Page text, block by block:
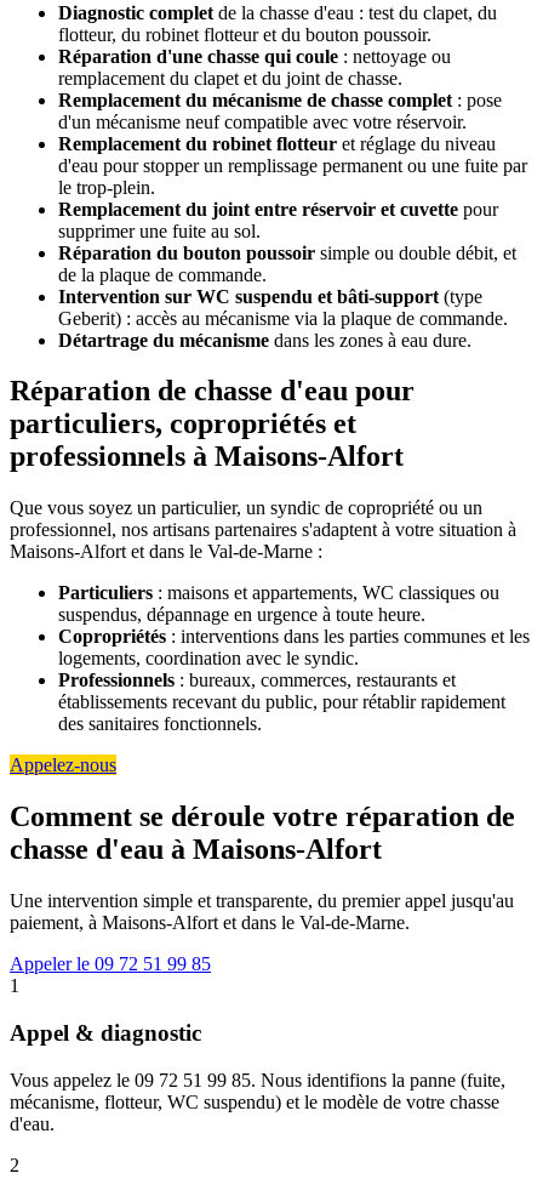
Diagnostic complet de la chasse d'eau : test du clapet, du
flotteur, du robinet flotteur et du bouton poussoir.
Réparation d'une chasse qui coule : nettoyage ou
remplacement du clapet et du joint de chasse.
Remplacement du mécanisme de chasse complet : pose
d'un mécanisme neuf compatible avec votre réservoir.
Remplacement du robinet flotteur et réglage du niveau
d'eau pour stopper un remplissage permanent ou une fuite par
le trop-plein.
Remplacement du joint entre réservoir et cuvette pour
supprimer une fuite au sol.
Réparation du bouton poussoir simple ou double débit, et
de la plaque de commande.
Intervention sur WC suspendu et bâti-support (type
Geberit) : accès au mécanisme via la plaque de commande.
Détartrage du mécanisme dans les zones à eau dure.
Réparation de chasse d'eau pour
particuliers, copropriétés et
professionnels à Maisons-Alfort
Que vous soyez un particulier, un syndic de copropriété ou un
professionnel, nos artisans partenaires s'adaptent à votre situation à
Maisons-Alfort et dans le Val-de-Marne :
Particuliers : maisons et appartements, WC classiques ou
suspendus, dépannage en urgence à toute heure.
Copropriétés : interventions dans les parties communes et les
logements, coordination avec le syndic.
Professionnels : bureaux, commerces, restaurants et
établissements recevant du public, pour rétablir rapidement
des sanitaires fonctionnels.
Appelez-nous
Comment se déroule votre réparation de
chasse d'eau à Maisons-Alfort
Une intervention simple et transparente, du premier appel jusqu'au
paiement, à Maisons-Alfort et dans le Val-de-Marne.
Appeler le 09 72 51 99 85
1
Appel & diagnostic
Vous appelez le 09 72 51 99 85. Nous identifions la panne (fuite,
mécanisme, flotteur, WC suspendu) et le modèle de votre chasse
d'eau.
2